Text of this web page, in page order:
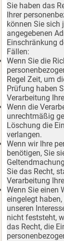
Sie haben das
Ihrer
können Sie sich
angegebenen
Einschränkung
Fällen:
Wenn Sie die
Regel Zeit, um
Prüfung haben
Verarbeitung
Wenn die
unrechtmäßig
Löschung die
verlangen.
Wenn wir Ihre
benötigen, Sie
Sie das Recht,
Verarbeitung
Wenn Sie einen
eingelegt
unseren
nicht feststeht,
das Recht, die